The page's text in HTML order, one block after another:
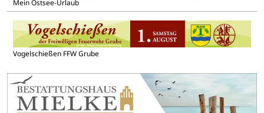
Mein Ostsee-Urlaub
Vogelschießen FFW Grube